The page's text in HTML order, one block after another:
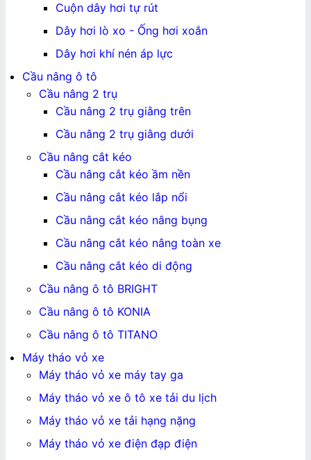
Cuộn dây hơi tự rút
Dây hơi lò xo - Ống hơi xoắn
Dây hơi khí nén áp lực
Cầu nâng ô tô
Cầu nâng 2 trụ
Cầu nâng 2 trụ giằng trên
Cầu nâng 2 trụ giằng dưới
Cầu nâng cắt kéo
Cầu nâng cắt kéo ầm nền
Cầu nâng cắt kéo lắp nổi
Cầu nâng cắt kéo nâng bụng
Cầu nâng cắt kéo nâng toàn xe
Cầu nâng cắt kéo di động
Cầu nâng ô tô BRIGHT
Cầu nâng ô tô KONIA
Cầu nâng ô tô TITANO
Máy tháo vỏ xe
Máy tháo vỏ xe máy tay ga
Máy tháo vỏ xe ô tô xe tải du lịch
Máy tháo vỏ xe tải hạng nặng
Máy tháo vỏ xe điện đạp điện